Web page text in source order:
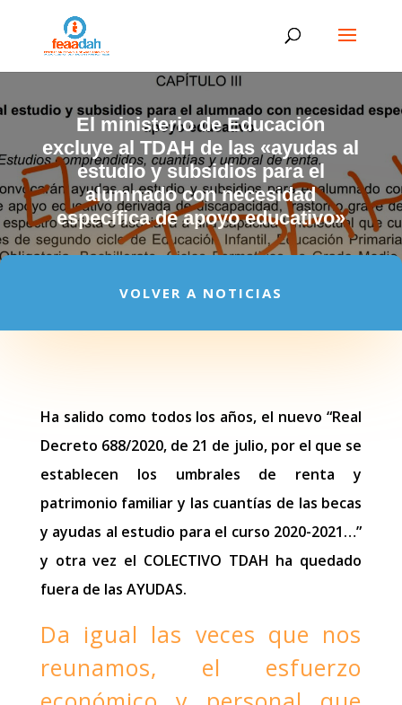
El ministerio de Educación
excluye al TDAH de las «ayudas al
estudio y subsidios para el
alumnado con necesidad
específica de apoyo educativo»
VOLVER A NOTICIAS
Ha salido como todos los años, el nuevo “Real
Decreto 688/2020, de 21 de julio, por el que se
establecen los umbrales de renta y
patrimonio familiar y las cuantías de las becas
y ayudas al estudio para el curso 2020-2021…”
y otra vez el COLECTIVO TDAH ha quedado
fuera de las AYUDAS.
Da igual las veces que nos
reunamos, el esfuerzo